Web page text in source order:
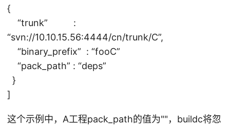
{
“trunk” :
“svn://10.10.15.56:4444/cn/trunk/C”,
“binary_prefix” : “fooC”
“pack_path” : “deps”
}
]
这个示例中，A工程pack_path的值为""，buildc将忽